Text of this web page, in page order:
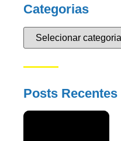
Categorias
Posts Recentes